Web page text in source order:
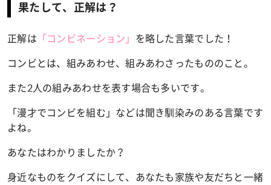
果たして、正解は？
正解は 「コンビネーション」 を略した言葉でした！
コンビとは、組みあわせ、組みあわさったもののこと。
また2人の組みあわせを表す場合も多いです。
「漫才でコンビを組む」などは聞き馴染みのある言葉です
よね。
あなたはわかりましたか？
身近なものをクイズにして、あなたも家族や友だちと一緒